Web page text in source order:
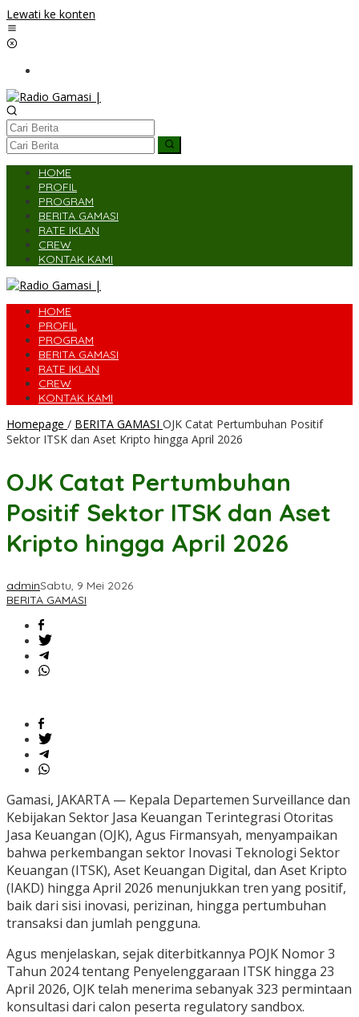
Lewati ke konten
HOME
PROFIL
PROGRAM
BERITA GAMASI
RATE IKLAN
CREW
KONTAK KAMI
HOME
PROFIL
PROGRAM
BERITA GAMASI
RATE IKLAN
CREW
KONTAK KAMI
Homepage / BERITA GAMASI OJK Catat Pertumbuhan Positif
Sektor ITSK dan Aset Kripto hingga April 2026
OJK Catat Pertumbuhan
Positif Sektor ITSK dan Aset
Kripto hingga April 2026
adminSabtu, 9 Mei 2026
BERITA GAMASI
Gamasi, JAKARTA — Kepala Departemen Surveillance dan
Kebijakan Sektor Jasa Keuangan Terintegrasi Otoritas
Jasa Keuangan (OJK), Agus Firmansyah, menyampaikan
bahwa perkembangan sektor Inovasi Teknologi Sektor
Keuangan (ITSK), Aset Keuangan Digital, dan Aset Kripto
(IAKD) hingga April 2026 menunjukkan tren yang positif,
baik dari sisi inovasi, perizinan, hingga pertumbuhan
transaksi dan jumlah pengguna.
Agus menjelaskan, sejak diterbitkannya POJK Nomor 3
Tahun 2024 tentang Penyelenggaraan ITSK hingga 23
April 2026, OJK telah menerima sebanyak 323 permintaan
konsultasi dari calon peserta regulatory sandbox.